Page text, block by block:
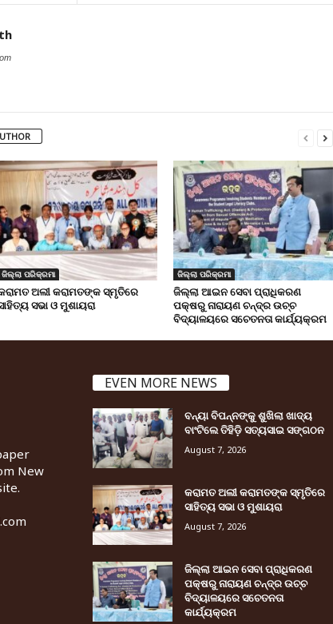
ଜିଲ୍ଲା ପରିକ୍ରମା
ଅଲୀ କରାମତଙ୍କ ସ୍ମୃତିରେ
ସଭା ଓ ମୁଶାୟରା
ଜିଲ୍ଲା ପରିକ୍ରମା
ଜିଲ୍ଲା ଆଇନ ସେବା ପ୍ରାଧିକରଣ
ପକ୍ଷରୁ ନାରାୟଣ ଚନ୍ଦ୍ର ଉଚ୍ଚ
ବିଦ୍ୟାଳୟରେ ସଚେତନତା କାର୍ଯ୍ୟକ୍ରମ
New
EVEN MORE NEWS
ବନ୍ୟା ବିପନ୍ନଙ୍କୁ ଶୁଖିଲା ଖାଦ୍ୟ
ବାଂଟିଲେ ତିହିଡି଼ ସତ୍ୟସାଇ ସଙ୍ଗଠନ
August 7, 2026
କରାମତ ଅଲୀ କରାମତଙ୍କ ସ୍ମୃତିରେ
ସାହିତ୍ୟ ସଭା ଓ ମୁଶାୟରା
August 7, 2026
ଜିଲ୍ଲା ଆଇନ ସେବା ପ୍ରାଧିକରଣ
ପକ୍ଷରୁ ନାରାୟଣ ଚନ୍ଦ୍ର ଉଚ୍ଚ
ବିଦ୍ୟାଳୟରେ ସଚେତନତା
କାର୍ଯ୍ୟକ୍ରମ